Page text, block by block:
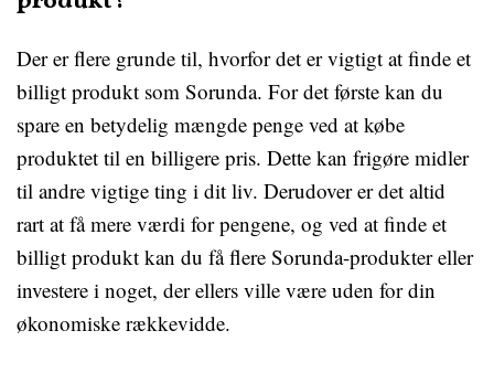
Der er flere grunde til, hvorfor det er vigtigt at finde et
billigt produkt som Sorunda. For det første kan du
spare en betydelig mængde penge ved at købe
produktet til en billigere pris. Dette kan frigøre midler
til andre vigtige ting i dit liv. Derudover er det altid
rart at få mere værdi for pengene, og ved at finde et
billigt produkt kan du få flere Sorunda-produkter eller
investere i noget, der ellers ville være uden for din
økonomiske rækkevidde.